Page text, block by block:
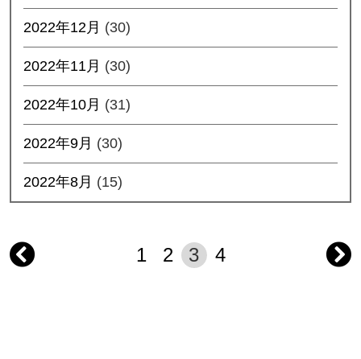
2022年12月 (30)
2022年11月 (30)
2022年10月 (31)
2022年9月 (30)
2022年8月 (15)
投
1 2 3 4